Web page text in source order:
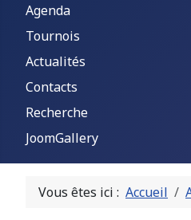
Agenda
Tournois
Actualités
Contacts
Recherche
JoomGallery
Vous êtes ici : Accueil